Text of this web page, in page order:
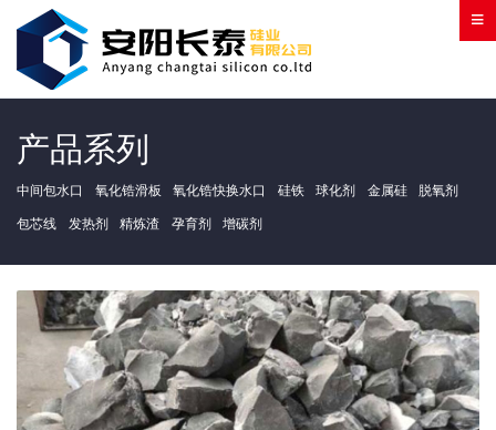
产品系列
中间包水口 氧化锆滑板 氧化锆快换水口 硅铁 球化剂 金属硅 脱氧剂
包芯线 发热剂 精炼渣 孕育剂 增碳剂